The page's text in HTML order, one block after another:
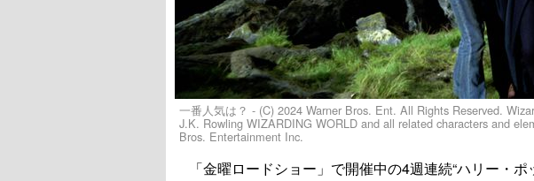
一番人気は？ - (C) 2024 Warner Bros. Ent. All Rights Reserved.
J.K. Rowling WIZARDING WORLD and all related characters and
Bros. Entertainment Inc.
「金曜ロードショー」で開催中の4週連続“ハリー・ポ